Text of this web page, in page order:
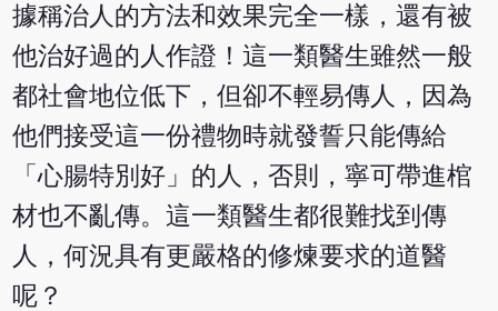
據稱治人的方法和效果完全一樣，還有被
他治好過的人作證！這一類醫生雖然一般
都社會地位低下，但卻不輕易傳人，因為
他們接受這一份禮物時就發誓只能傳給
「心腸特別好」的人，否則，寧可帶進棺
材也不亂傳。這一類醫生都很難找到傳
人，何況具有更嚴格的修煉要求的道醫
呢？